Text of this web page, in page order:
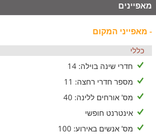
כניסה נפרדת וחצר רחצה הכולל ג'קוזי זרמים.
בסגנון קלאסי וכולל סלון ססגוני, טלוויזיה
מכונת כביסה, מטבח מאובזר, בר מים, מכונת
המתאימה ל-18 סועדים.
מה במטבח
במטבח הוילה ממתינים לכם מקרר, כיריים, תנור
בר מים, מכונת קפה, פינת קפה ותה, כלים
חצר הוילה
מאפיינים
- מאפייני המקום
כללי
חדרי שינה בוילה: 14
מספר חדרי רחצה: 11
מס' אורחים ללינה: 40
אינטרנט חופשי
מס' אנשים באירוע: 100